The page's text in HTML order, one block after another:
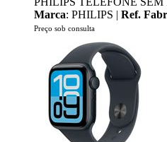
Marca: PHILIPS | Ref.
Preço sob consulta